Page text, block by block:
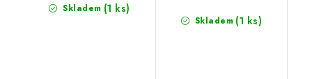
Skladem (1 ks)
Skladem (1 ks)